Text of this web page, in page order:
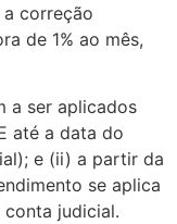
correção
de 1% ao mês,
a ser aplicados
até a data do
e (ii) a partir da
se aplica
judicial.